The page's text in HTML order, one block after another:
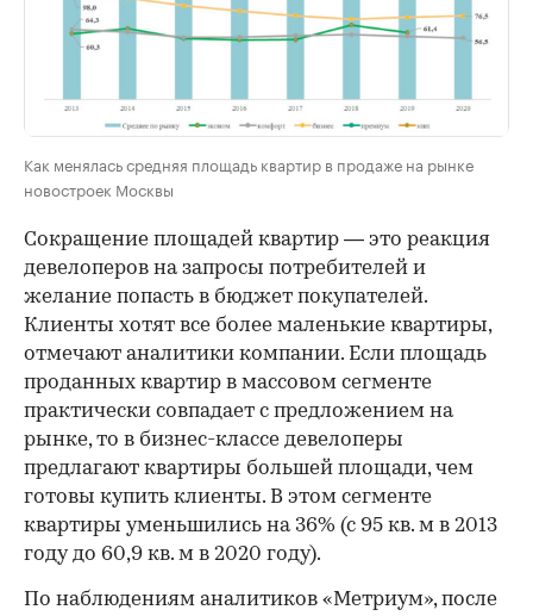
Как менялась средняя площадь квартир в продаже на рынке
новостроек Москвы
00:00 / 00:00
Сокращение площадей квартир — это реакция
девелоперов на запросы потребителей и
желание попасть в бюджет покупателей.
Клиенты хотят все более маленькие квартиры,
отмечают аналитики компании. Если площадь
проданных квартир в массовом сегменте
практически совпадает с предложением на
рынке, то в бизнес-классе девелоперы
предлагают квартиры большей площади, чем
готовы купить клиенты. В этом сегменте
квартиры уменьшились на 36% (с 95 кв. м в 2013
году до 60,9 кв. м в 2020 году).
По наблюдениям аналитиков «Метриум», после